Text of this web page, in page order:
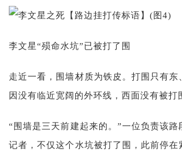
李文星“殒命水坑”已被打了围
走近一看，围墙材质为铁皮。打围只有东
因没有临近宽阔的外环线，西面没有被打
“围墙是三天前建起来的。”一位负责该路
记者，不仅这个水坑被打了围，此前停在